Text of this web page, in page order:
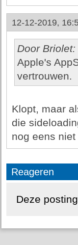
12-12-2019,
Door Briolet:
Apple's
vertrouwen.
Klopt, maar
die
nog eens
Reageren
Deze